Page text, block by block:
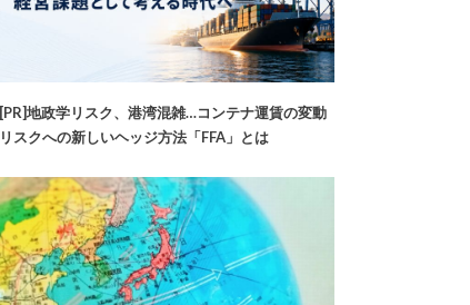
[PR]地政学リスク、港湾混雑…コンテナ運賃の変動
リスクへの新しいヘッジ方法「FFA」とは